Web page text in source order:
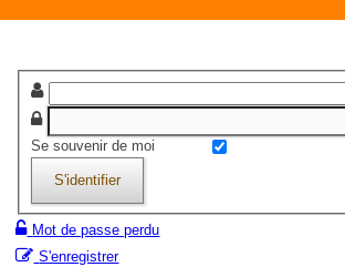
Se souvenir de moi
S'identifier
Mot de passe perdu
S'enregistrer